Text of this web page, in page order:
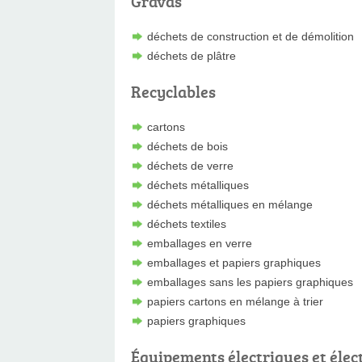
déchets de construction et de démolition
déchets de plâtre
Recyclables
cartons
déchets de bois
déchets de verre
déchets métalliques
déchets métalliques en mélange
déchets textiles
emballages en verre
emballages et papiers graphiques
emballages sans les papiers graphiques
papiers cartons en mélange à trier
papiers graphiques
Équipements électriques et